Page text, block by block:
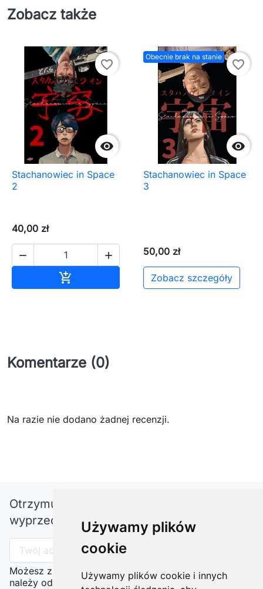
Używamy plików
cookie
Używamy plików cookie i innych
Zobacz także

favorite_border
Stachanowiec in Space
2
40,00 zł
 
 Dodaj do koszyka
Obecnie brak na stanie

favorite_border
Stachanowiec in Space
3
50,00 zł
Zobacz szczegóły
Komentarze (0)
Na razie nie dodano żadnej recenzji.
Otrzymuj informację o nowościach i
wyprzedażach
Możesz zrezygnować w każdej chwili. W tym celu
należy odnaleźć szczegóły w naszej informacji